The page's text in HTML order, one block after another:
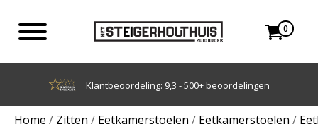
0
Achteraf betalen met Klarna
Home / Zitten / Eetkamerstoelen / Eetkamerstoelen /